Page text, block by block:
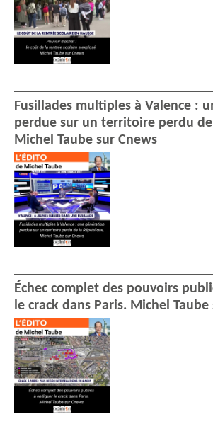
Fusillades multiples à Valence :
perdue sur un territoire perdu
Michel Taube sur Cnews
Échec complet des pouvoirs
le crack dans Paris. Michel Taube